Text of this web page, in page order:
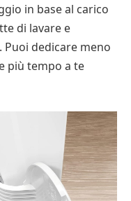
in base al carico
di lavare e
Puoi dedicare meno
più tempo a te